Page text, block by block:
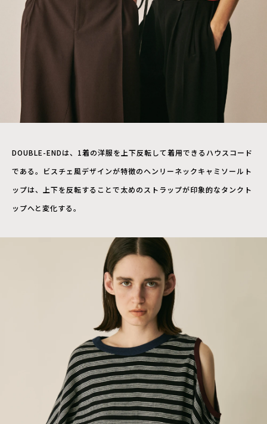
DOUBLE-ENDは、1着の洋服を上下反転して着用できるハウスコード
である。ビスチェ風デザインが特徴のヘンリーネックキャミソールト
ップは、上下を反転することで太めのストラップが印象的なタンクト
ップへと変化する。